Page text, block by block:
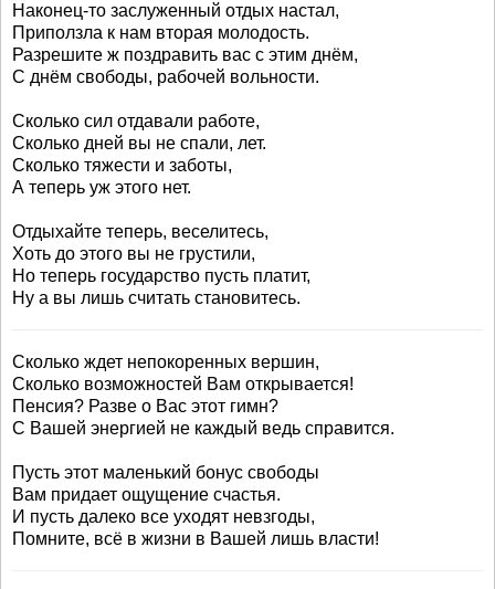
Наконец-то заслуженный отдых настал,
Приползла к нам вторая молодость.
Разрешите ж поздравить вас с этим днём,
С днём свободы, рабочей вольности.
Сколько сил отдавали работе,
Сколько дней вы не спали, лет.
Сколько тяжести и заботы,
А теперь уж этого нет.
Отдыхайте теперь, веселитесь,
Хоть до этого вы не грустили,
Но теперь государство пусть платит,
Ну а вы лишь считать становитесь.
Сколько ждет непокоренных вершин,
Сколько возможностей Вам открывается!
Пенсия? Разве о Вас этот гимн?
С Вашей энергией не каждый ведь справится.
Пусть этот маленький бонус свободы
Вам придает ощущение счастья.
И пусть далеко все уходят невзгоды,
Помните, всё в жизни в Вашей лишь власти!